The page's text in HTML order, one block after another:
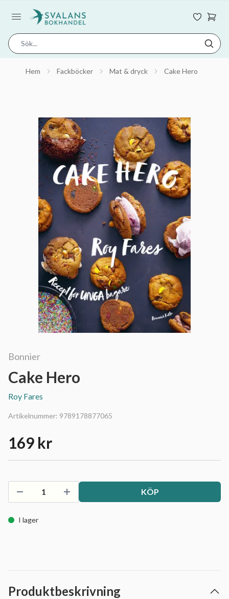
Hem Fackböcker Mat & dryck Cake Hero
Bonnier
Cake Hero
Roy Fares
Artikelnummer: 9789178877065
169 kr
KÖP
I lager
Produktbeskrivning